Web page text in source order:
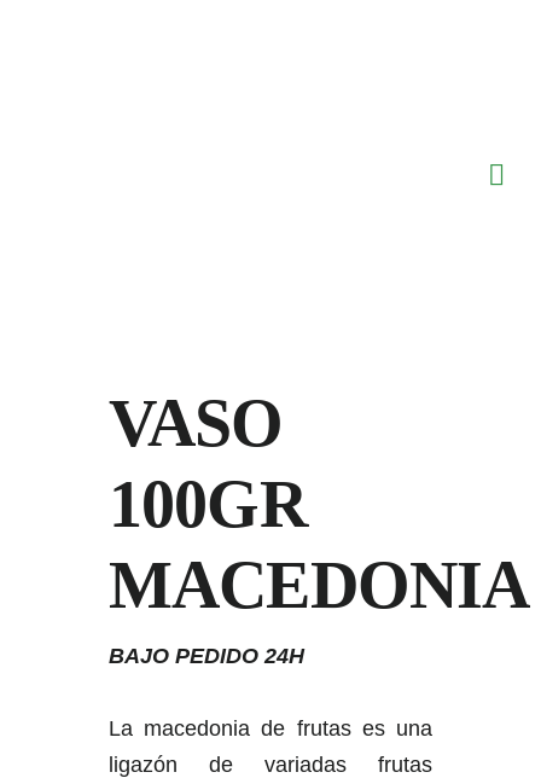
VASO
100GR
MACEDONIA
BAJO PEDIDO 24H
La macedonia de frutas es una
ligazón de variadas frutas